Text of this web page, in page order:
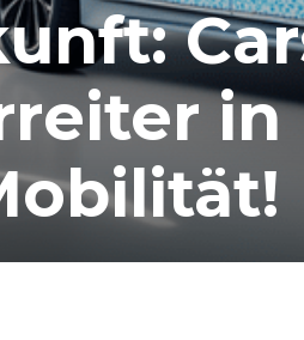
in